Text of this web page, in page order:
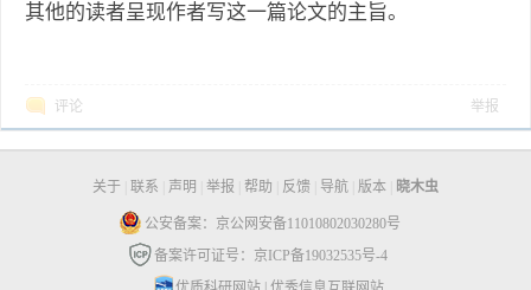
其他的读者呈现作者写这一篇论文的主旨。
评论 举报
关于 联系 声明 举报 帮助 反馈 导航 版本 晓木虫
公安备案：京公网安备11010802030280号
备案许可证号：京ICP备19032535号-4